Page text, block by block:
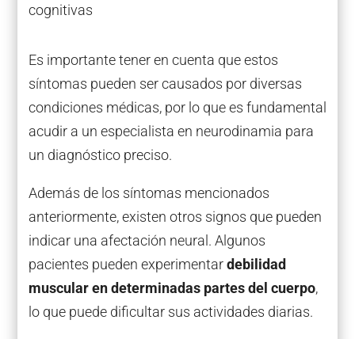
cognitivas
Es importante tener en cuenta que estos
síntomas pueden ser causados por diversas
condiciones médicas, por lo que es fundamental
acudir a un especialista en neurodinamia para
un diagnóstico preciso.
Además de los síntomas mencionados
anteriormente, existen otros signos que pueden
indicar una afectación neural. Algunos
pacientes pueden experimentardebilidad
muscular en determinadas partes del cuerpo,
lo que puede dificultar sus actividades diarias.